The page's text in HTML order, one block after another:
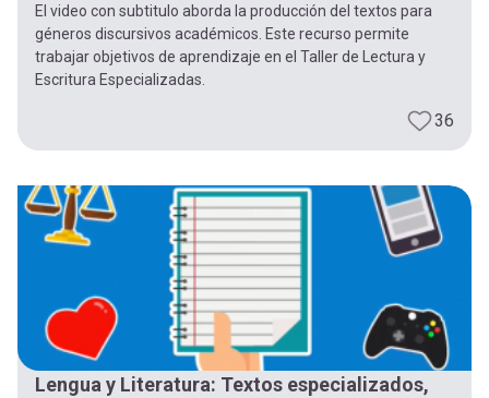
El video con subtitulo aborda la producción del textos para
géneros discursivos académicos. Este recurso permite
trabajar objetivos de aprendizaje en el Taller de Lectura y
Escritura Especializadas.
36
Lengua y Literatura: Textos especializados,